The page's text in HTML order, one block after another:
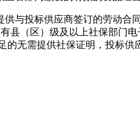
与投标供应商签订的劳动
县（区）级及以上社保部门
无需提供社保证明，投标